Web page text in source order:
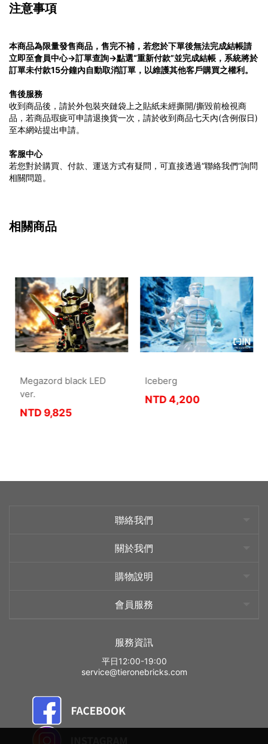
注意事項
本商品為限量發售商品，售完不補，若您於下單後無法完成結帳請
立即至會員中心→訂單查詢→點選“重新付款”並完成結帳，系統將於
訂單未付款15分鐘內自動取消訂單，以維護其他客戶購買之權利。
售後服務
收到商品後，請於外包裝夾鏈袋上之貼紙未經撕開/撕毀前檢視商
品，若商品瑕疵可申請退換貨一次，請於收到商品七天內(含例假日)
至本網站提出申請。
客服中心
若您對於購買、付款、運送方式有疑問，可直接透過“聯絡我們”詢問
相關問題。
相關商品
Megazord black LED
ver.
NTD9,825
Iceberg
NTD4,200
聯絡我們
關於我們
購物說明
會員服務
服務資訊
平日12:00-19:00
service@tieronebricks.com